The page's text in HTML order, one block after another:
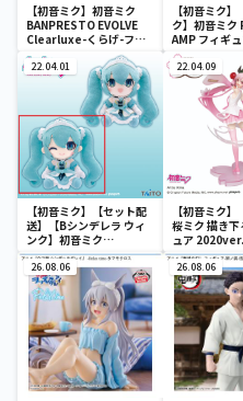
【初音ミク】初音ミク
BANPRESTO EVOLVE
Clearluxe-くらげ-フィ
ギュア
【初音ミク】
ク】初音ミ
AMP フィギ
ver.～
22.04.01
【初音ミク】【セット配
送】【Bシンデレラ ウィ
ンク】初音ミク
wonderland ぬいぐるみ
vol.4
22.04.09
【初音ミク】
桜ミク 描き
ュア 2020ver.
26.08.06 26.08.06